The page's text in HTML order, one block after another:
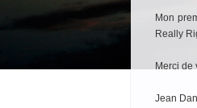
Mon
Really
Merci de
Jean